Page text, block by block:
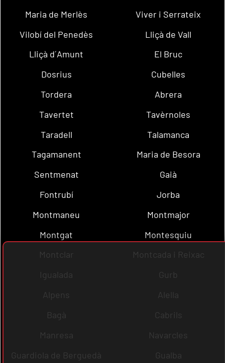
Maria de Merlès
Viver i Serrateix
Vilobí del Penedès
Lliçà de Vall
Lliçà d´Amunt
El Bruc
Dosrius
Cubelles
Tordera
Abrera
Tavertet
Tavèrnoles
Taradell
Talamanca
Tagamanent
Maria de Besora
Sentmenat
Gaià
Fontrubí
Jorba
Montmaneu
Montmajor
Montgat
Montesquiu
Montclar
Montcada i Reixac
Igualada
Gurb
Alpens
Alella
Bagà
Cabrils
Manresa
Navarcles
Guardiola de Berguedà
Gualba